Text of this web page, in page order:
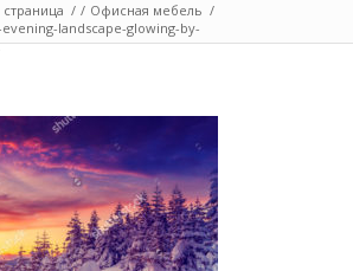
/ / Офисная мебель /
landscape-glowing-by-